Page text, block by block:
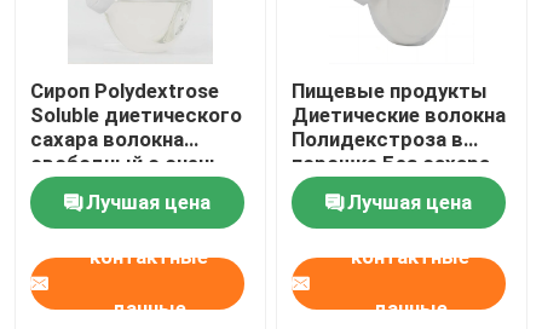
Сироп Polydextrose
Soluble диетического
сахара волокна
свободный с очень
жидкостью
Polydextrose
светлого цвета для
продуктов сахара
свободных
Лучшая цена
контактные
данные
Пищевые продукты
Диетические волокна
Полидекстроза в
порошке Без сахара
Полидекстроза в
порошкеЛучшая цена
контактные
данные